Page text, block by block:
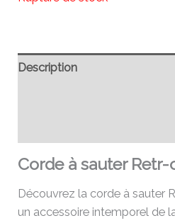
Description
Corde à sauter Retr-
Découvrez la corde à sauter
un accessoire intemporel de